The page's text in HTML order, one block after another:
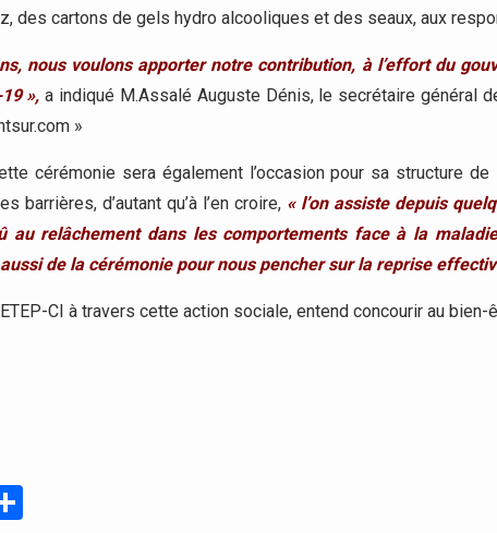
des cartons de gels hydro alcooliques et des seaux, aux
nous voulons apporter notre contribution, à l’effort du
», a indiqué M.Assalé Auguste Dénis, le secrétaire général
»
cérémonie sera également l’occasion pour sa structure
barrières, d’autant qu’à l’en croire, « l’on assiste depuis
au relâchement dans les comportements face à la
de la cérémonie pour nous pencher sur la reprise
CI à travers cette action sociale, entend concourir au